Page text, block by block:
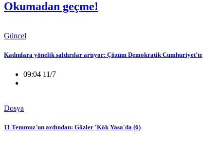
Okumadan geçme!
Güncel
Kadınlara yönelik saldırılar artıyor: Çözüm Demokratik Cumhuriyet'te
09:04 11/7
Dosya
11 Temmuz'un ardından: Gözler 'Kök Yasa'da (6)